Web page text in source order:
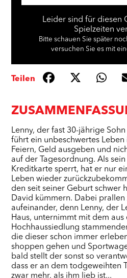
Lenny, der fast 30-jährige
führt ein unbeschwertes Leben
Feiern, Geld ausgeben und
auf der Tagesordnung. Als
Kreditkarte sperrt, hat er nur
Leben wieder
den seit seiner Geburt schwer
David kümmern. Dabei prallen
aufeinander, denn Lenny, der
Haus, unternimmt mit dem aus
Hochhaussiedlung
die dieser schon immer
shoppen gehen und
bald stellt der sonst so
dass er an dem todgeweihten
zwar mehr, als ihm lieb ist...
Leider sind für diesen
Spielzeiten
Bitte schauen Sie später
versuchen Sie es mit
Teilen